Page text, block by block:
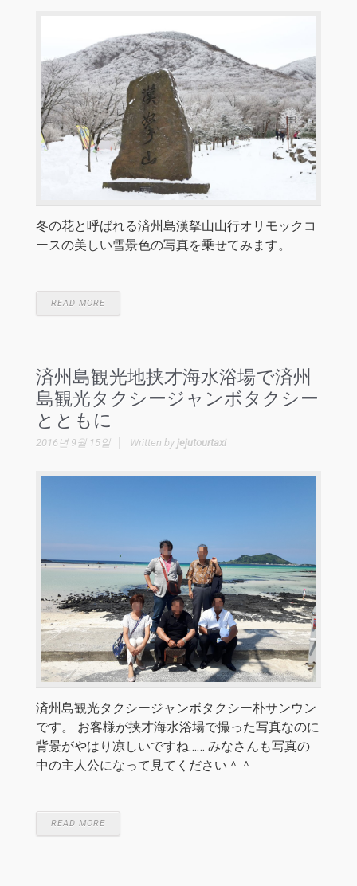
冬の花と呼ばれる済州島漢拏山山行オリモックコ
ースの美しい雪景色の写真を乗せてみます。
READ MORE
済州島観光地挟才海水浴場で済州
島観光タクシージャンボタクシー
とともに
2016년 9월 15일 Written by jejutourtaxi
済州島観光タクシージャンボタクシー朴サンウン
です。 お客様が挟才海水浴場で撮った写真なのに
背景がやはり凉しいですね…… みなさんも写真の
中の主人公になって見てください＾＾
READ MORE